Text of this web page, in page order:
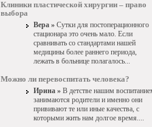
Клиники пластической хирургии – право
выбора
Вера » Сутки для постоперационного
стационара это очень мало. Если
сравнивать со стандартами нашей
медицины более раннего периода,
лежать в больнице полагалось...
Можно ли перевоспитать человека?
Ирина » В детстве нашим
занимаются родители и именно они
прививают те или иные качества, с
которыми жить нам долгое время....